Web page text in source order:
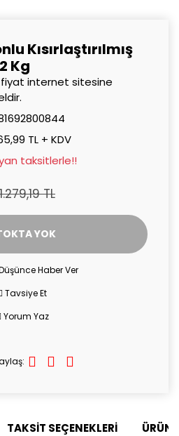
Kısırlaştırılmış
Kg
fiyat internet sitesine
TL + KDV
taksitlerle!!
1.279,19 TL
YOK
Haber Ver
Tavsiye Et
Yorum Yaz
TAKSİT SEÇENEKLERİ ÜRÜN